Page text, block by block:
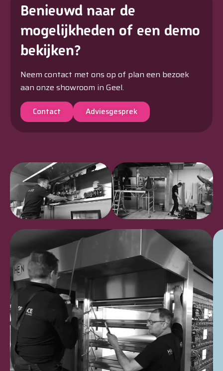
Benieuwd naar de
mogelijkheden of een demo
bekijken?
Neem contact met ons op of plan een bezoek
aan onze showroom in Geel.
Contact Adviesgesprek